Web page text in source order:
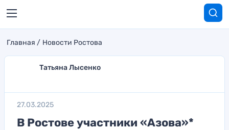
Главная Новости Ростова
Татьяна Лысенко
27.03.2025
В Ростове участники «Азова»*